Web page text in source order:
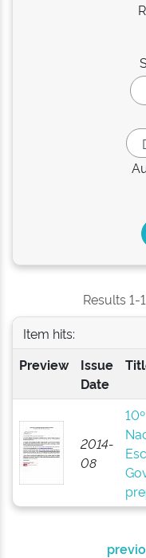
Results 1-
Item hits:
Preview
Issue
Date
2014-
08